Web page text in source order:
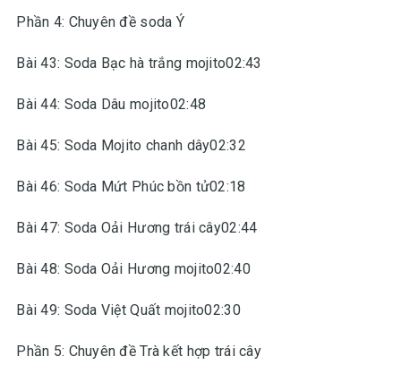
Phần 4: Chuyên đề soda Ý
Bài 43: Soda Bạc hà trắng mojito02:43
Bài 44: Soda Dâu mojito02:48
Bài 45: Soda Mojito chanh dây02:32
Bài 46: Soda Mứt Phúc bồn tử02:18
Bài 47: Soda Oải Hương trái cây02:44
Bài 48: Soda Oải Hương mojito02:40
Bài 49: Soda Việt Quất mojito02:30
Phần 5: Chuyên đề Trà kết hợp trái cây